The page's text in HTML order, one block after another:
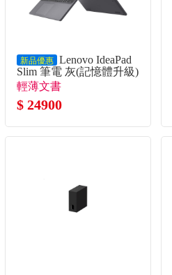
新品優惠 Lenovo IdeaPad
Slim 筆電 灰(記憶體升級)
(i5-13420H/8G+16G/512G
SSD/W11)
輕薄文書
$ 24900